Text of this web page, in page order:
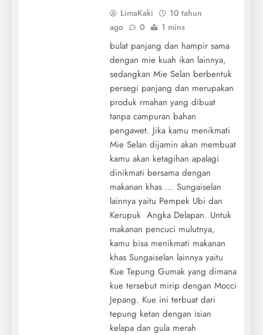
LimaKaki
10 tahun
ago
0 1 mins
bulat panjang dan hampir sama
dengan mie kuah ikan lainnya,
sedangkan Mie Selan berbentuk
persegi panjang dan merupakan
produk rmahan yang dibuat
tanpa campuran bahan
pengawet. Jika kamu menikmati
Mie Selan dijamin akan membuat
kamu akan ketagihan apalagi
dinikmati bersama dengan
makanan khas ... Sungaiselan
lainnya yaitu Pempek Ubi dan
Kerupuk Angka Delapan. Untuk
makanan pencuci mulutnya,
kamu bisa menikmati makanan
khas Sungaiselan lainnya yaitu
Kue Tepung Gumak yang dimana
kue tersebut mirip dengan Mocci
Jepang. Kue ini terbuat dari
tepung ketan dengan isian
kelapa dan gula merah